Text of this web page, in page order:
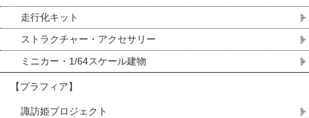
走行化キット
ストラクチャー・アクセサリー
ミニカー・1/64スケール建物
【プラフィア】
諏訪姫プロジェクト